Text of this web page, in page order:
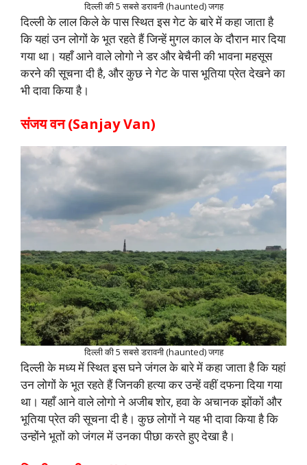
दिल्ली की 5 सबसे डरावनी (haunted) जगह
दिल्ली के लाल किले के पास स्थित इस गेट के बारे में कहा जाता है
कि यहां उन लोगों के भूत रहते हैं जिन्हें मुगल काल के दौरान मार दिया
गया था। यहाँ आने वाले लोगो ने डर और बेचैनी की भावना महसूस
करने की सूचना दी है, और कुछ ने गेट के पास भूतिया प्रेत देखने का
भी दावा किया है।
संजय वन (Sanjay Van)
दिल्ली की 5 सबसे डरावनी (haunted) जगह
दिल्ली के मध्य में स्थित इस घने जंगल के बारे में कहा जाता है कि यहां
उन लोगों के भूत रहते हैं जिनकी हत्या कर उन्हें वहीं दफना दिया गया
था। यहाँ आने वाले लोगो ने अजीब शोर, हवा के अचानक झोंकों और
भूतिया प्रेत की सूचना दी है। कुछ लोगों ने यह भी दावा किया है कि
उन्होंने भूतों को जंगल में उनका पीछा करते हुए देखा है।